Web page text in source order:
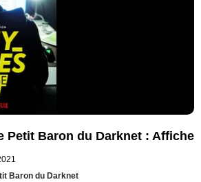
Petit Baron du Darknet : Affiche
Baron du Darknet